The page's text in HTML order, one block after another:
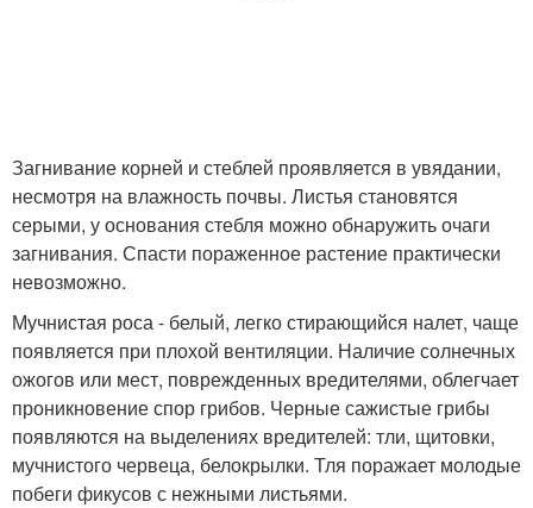
Загнивание корней и стеблей проявляется в увядании,
несмотря на влажность почвы. Листья становятся
серыми, у основания стебля можно обнаружить очаги
загнивания. Спасти пораженное растение практически
невозможно.
Мучнистая роса - белый, легко стирающийся налет, чаще
появляется при плохой вентиляции. Наличие солнечных
ожогов или мест, поврежденных вредителями, облегчает
проникновение спор грибов. Черные сажистые грибы
появляются на выделениях вредителей: тли, щитовки,
мучнистого червеца, белокрылки. Тля поражает молодые
побеги фикусов с нежными листьями.